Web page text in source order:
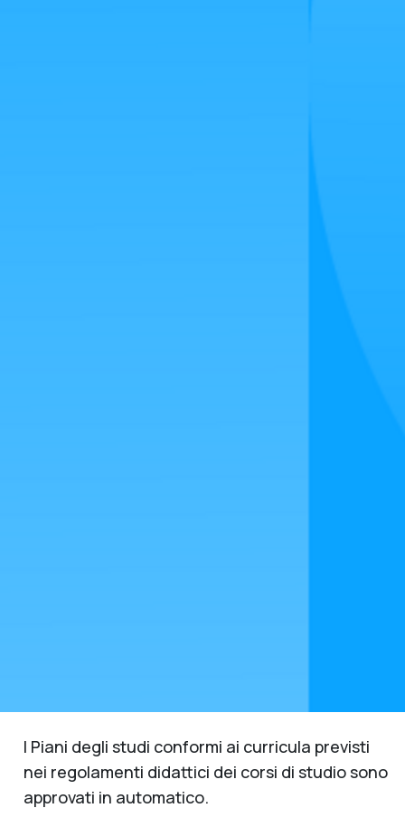
I Piani degli studi conformi ai curricula previsti
nei regolamenti didattici dei corsi di studio sono
approvati in automatico.